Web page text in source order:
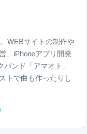
WEBサイトの制作や
、iPhoneアプリ開発
ンド「アマオト」
トで曲も作ったりし